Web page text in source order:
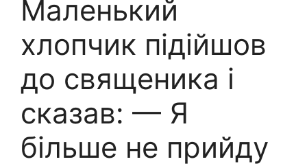
Маленький
хлопчик підійшов
до священика і
сказав: — Я
більше не прийду